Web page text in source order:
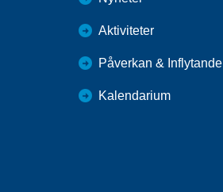
Aktiviteter
Påverkan & Inflytande
Kalendarium